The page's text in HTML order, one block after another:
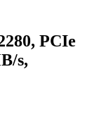
PCIe
s,